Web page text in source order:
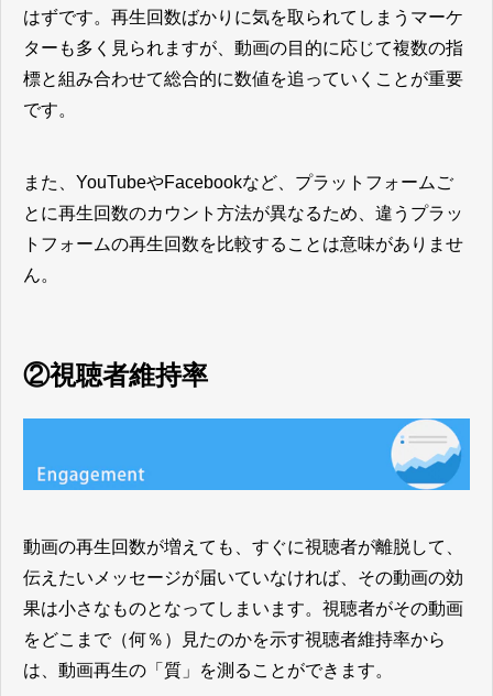
はずです。再生回数ばかりに気を取られてしまうマーケ
ターも多く見られますが、動画の目的に応じて複数の指
標と組み合わせて総合的に数値を追っていくことが重要
です。
また、YouTubeやFacebookなど、プラットフォームご
とに再生回数のカウント方法が異なるため、違うプラッ
トフォームの再生回数を比較することは意味がありませ
ん。
②視聴者維持率
動画の再生回数が増えても、すぐに視聴者が離脱して、
伝えたいメッセージが届いていなければ、その動画の効
果は小さなものとなってしまいます。視聴者がその動画
をどこまで（何％）見たのかを示す視聴者維持率から
は、動画再生の「質」を測ることができます。